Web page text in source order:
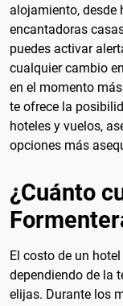
alojamiento, desde
encantadoras
puedes activar
cualquier cambio
en el momento
te ofrece la
hoteles y vuelos,
opciones más
¿Cuánto
El costo de un
dependiendo de la
elijas. Durante los